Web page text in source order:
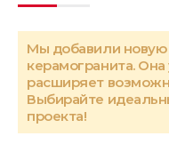
Мы добавили
керамогранита.
расширяет
Выбирайте
проекта!